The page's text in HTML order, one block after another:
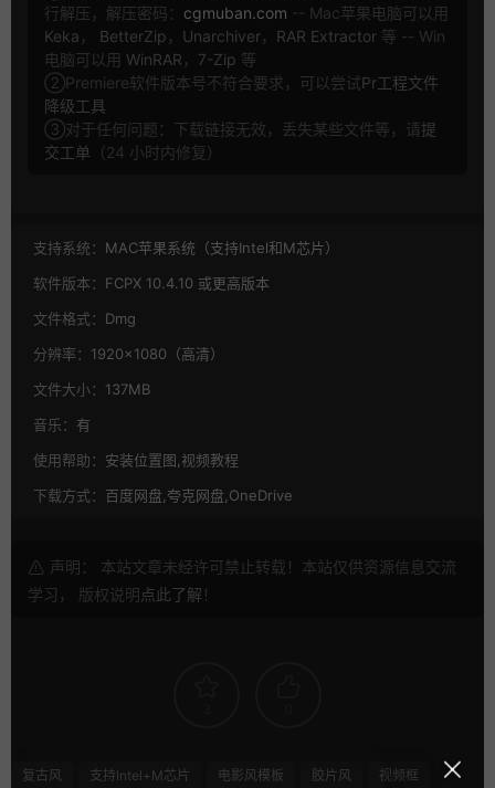
行解压，解压密码： cgmuban.com -- Mac苹果电脑可以用
Keka ， BetterZip ， Unarchiver， RAR Extractor 等 -- Win
电脑可以用 WinRAR ， 7-Zip 等
②Premiere软件版本号不符合要求，可以尝试Pr工程文件
降级工具
③对于任何问题：下载链接无效，丢失某些文件等，请提
交工单 （24 小时内修复）
支持系统： MAC苹果系统（支持Intel和M芯片）
软件版本： FCPX 10.4.10 或更高版本
文件格式： Dmg
分辨率： 1920×1080（高清）
文件大小： 137MB
音乐： 有
使用帮助： 安装位置图,视频教程
下载方式： 百度网盘,夸克网盘,OneDrive
声明： 本站文章未经许可禁止转载！本站仅供资源信息交流
学习， 版权说明点此了解 ！
复古风 支持Intel+M芯片 电影风模板 胶片风 视频框